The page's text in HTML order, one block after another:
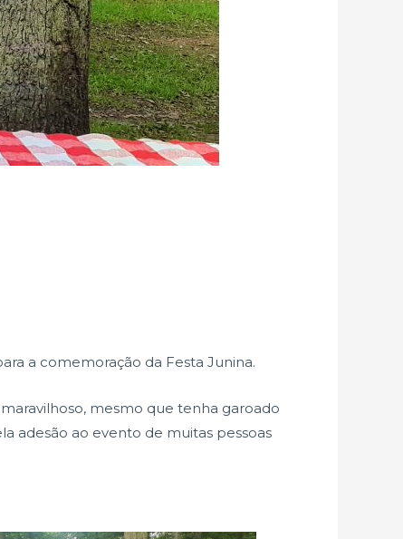
a comemoração da Festa Junina.
mesmo que tenha garoado
adesão ao evento de muitas pessoas